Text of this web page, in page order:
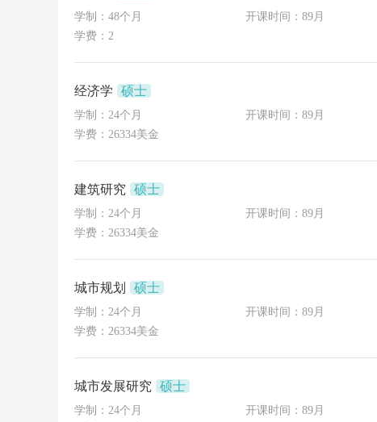
学制：48个月 开课时间：89月
学费：2
经济学 硕士
学制：24个月 开课时间：89月
学费：26334美金
建筑研究 硕士
学制：24个月 开课时间：89月
学费：26334美金
城市规划 硕士
学制：24个月 开课时间：89月
学费：26334美金
城市发展研究 硕士
学制：24个月 开课时间：89月